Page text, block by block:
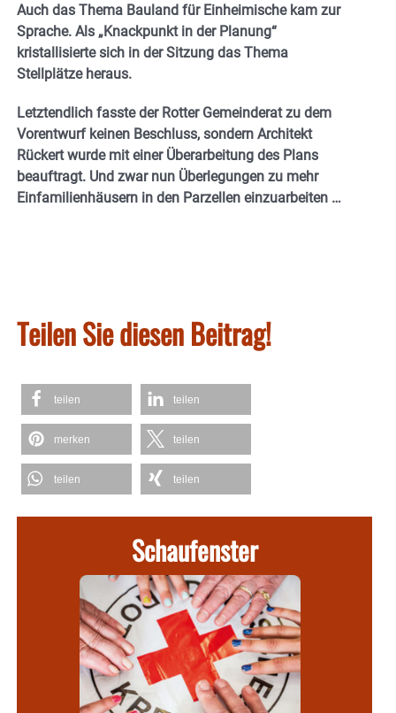
Auch das Thema Bauland für Einheimische kam zur
Sprache. Als „Knackpunkt in der Planung“
kristallisierte sich in der Sitzung das Thema
Stellplätze heraus.
Letztendlich fasste der Rotter Gemeinderat zu dem
Vorentwurf keinen Beschluss, sondern Architekt
Rückert wurde mit einer Überarbeitung des Plans
beauftragt. Und zwar nun Überlegungen zu mehr
Einfamilienhäusern in den Parzellen einzuarbeiten …
Teilen Sie diesen Beitrag!
teilen teilen
merken teilen
teilen teilen
Schaufenster